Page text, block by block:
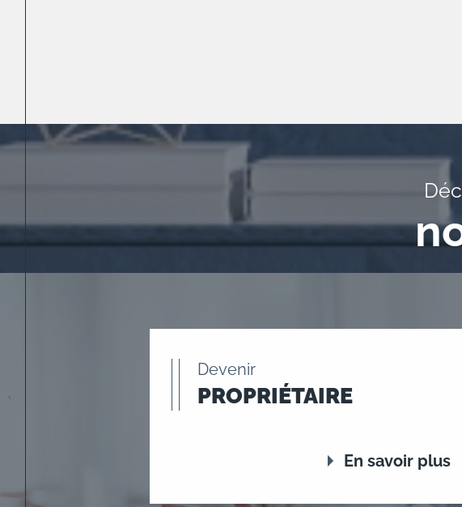
Devenir
PROPRIÉTAIRE
En savoir plus